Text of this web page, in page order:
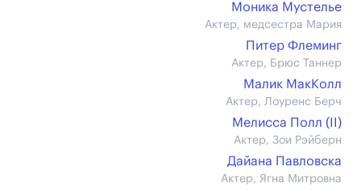
Моника Мустелье
Актер, медсестра Мария
Питер Флеминг
Актер, Брюс Таннер
Малик МакКолл
Актер, Лоуренс Берч
Мелисса Полл (II)
Актер, Зои Рэйберн
Дайана Павловска
Актер, Ягна Митровна